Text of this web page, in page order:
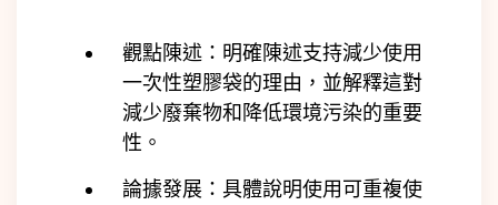
觀點陳述：明確陳述支持減少使用
一次性塑膠袋的理由，並解釋這對
減少廢棄物和降低環境污染的重要
性。
論據發展：具體說明使用可重複使